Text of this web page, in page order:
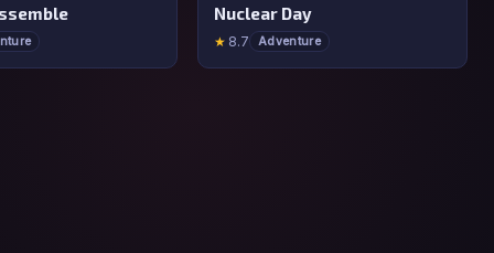
Nuclear Day
★ 8.7 Adventure